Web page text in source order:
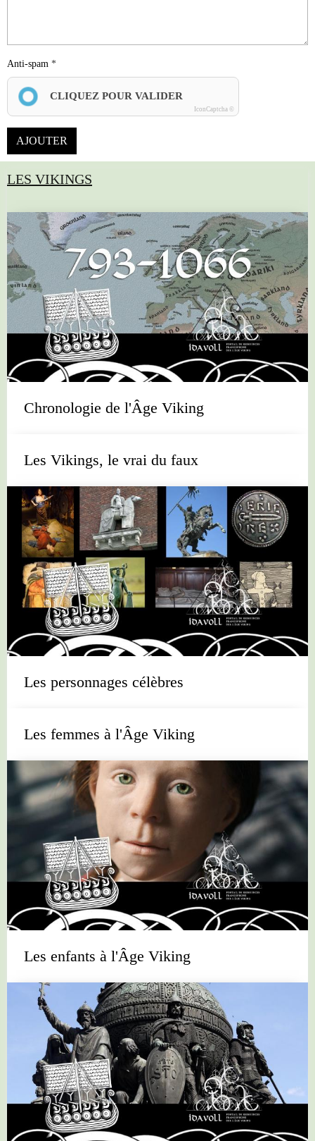
Anti-spam
CLIQUEZ POUR VALIDER
IconCaptcha ©
AJOUTER
LES VIKINGS
Chronologie de l'Âge Viking
Les Vikings, le vrai du faux
Les personnages célèbres
Les femmes à l'Âge Viking
Les enfants à l'Âge Viking